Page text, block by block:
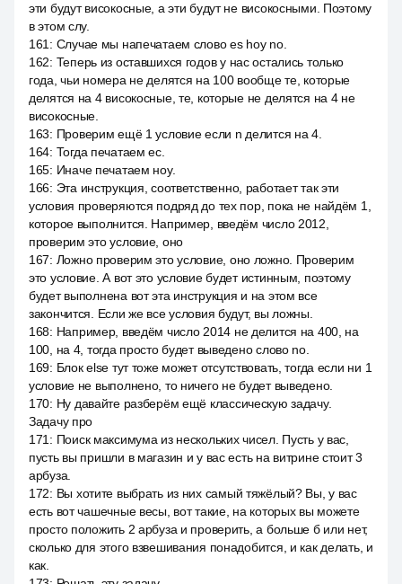
эти будут високосные, а эти будут не високосными. Поэтому
в этом слу.
161 : Случае мы напечатаем слово es hoy no.
162: Теперь из оставшихся годов у нас остались только
года, чьи номера не делятся на 100 вообще те, которые
делятся на 4 високосные, те, которые не делятся на 4 не
високосные.
163: Проверим ещё 1 условие если n делится на 4.
164: Тогда печатаем ес.
165: Иначе печатаем ноу.
166: Эта инструкция, соответственно, работает так эти
условия проверяются подряд до тех пор, пока не найдём 1,
которое выполнится. Например, введём число 2012,
проверим это условие, оно
167: Ложно проверим это условие, оно ложно. Проверим
это условие. А вот это условие будет истинным, поэтому
будет выполнена вот эта инструкция и на этом все
закончится. Если же все условия будут, вы ложны.
168: Например, введём число 2014 не делится на 400, на
100, на 4, тогда просто будет выведено слово no.
169: Блок else тут тоже может отсутствовать, тогда если ни 1
условие не выполнено, то ничего не будет выведено.
170: Ну давайте разберём ещё классическую задачу.
Задачу про
171 : Поиск максимума из нескольких чисел. Пусть у вас,
пусть вы пришли в магазин и у вас есть на витрине стоит 3
арбуза.
172: Вы хотите выбрать из них самый тяжёлый? Вы, у вас
есть вот чашечные весы, вот такие, на которых вы можете
просто положить 2 арбуза и проверить, а больше б или нет,
сколько для этого взвешивания понадобится, и как делать, и
как.